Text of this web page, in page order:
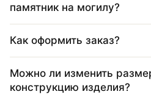
памятник на могилу?
Как оформить заказ?
Можно ли изменить
конструкцию изделия?